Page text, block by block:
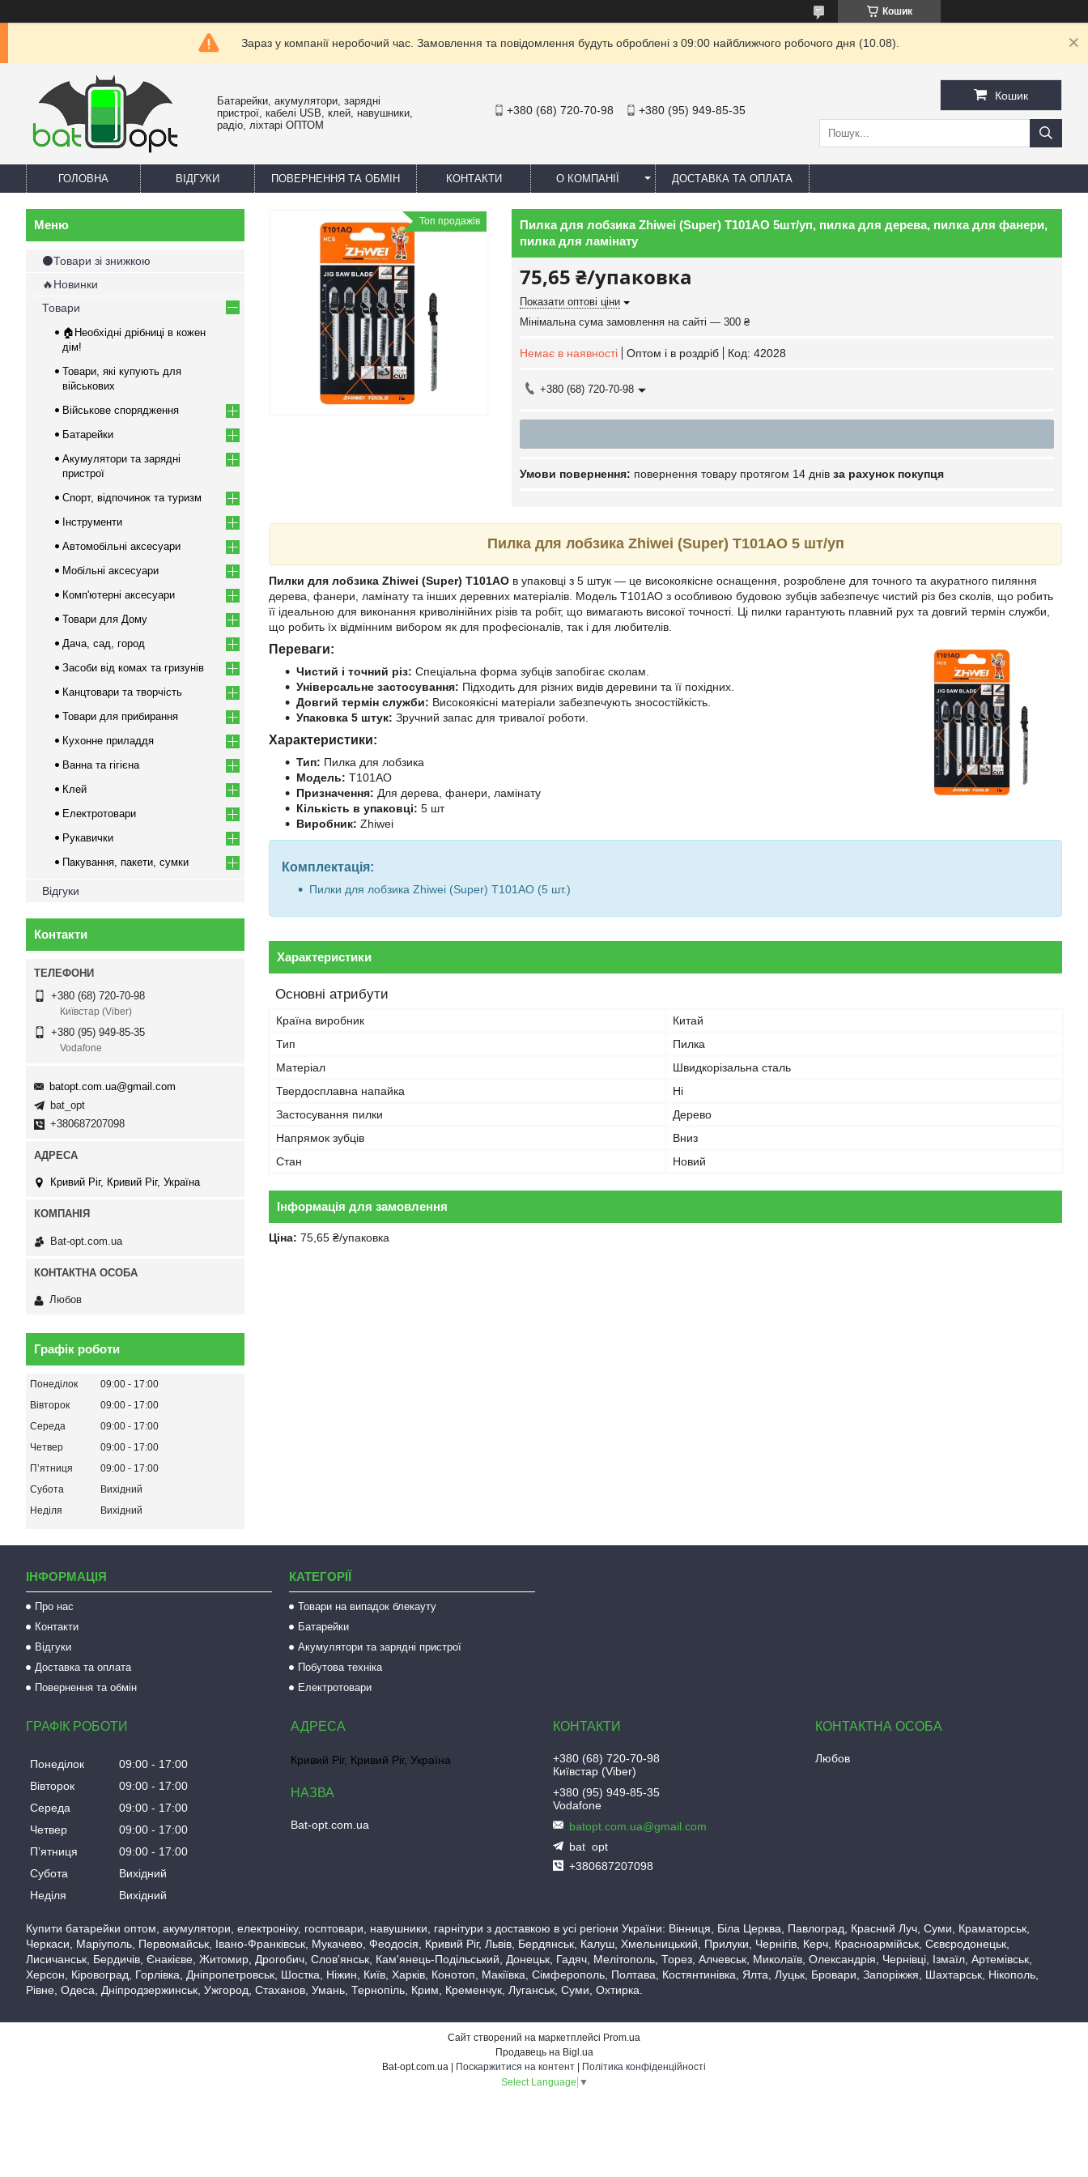
Кошик
Зараз у компанії неробочий час. Замовлення та повідомлення будуть оброблені з 09:00 найближчого робочого дня (10.08).
Батарейки, акумулятори, зарядні
пристрої, кабелі USB, клей, навушники,
радіо, ліхтарі ОПТОМ
+380 (68) 720-70-98 +380 (95) 949-85-35
Кошик
ГОЛОВНА ВІДГУКИ ПОВЕРНЕННЯ ТА ОБМІН КОНТАКТИ О КОМПАНІЇ ДОСТАВКА ТА ОПЛАТА
Топ продажів
Пилка для лобзика Zhiwei (Super) T101AO 5шт/уп, пилка для дерева, пилка для фанери,
пилка для ламінату
75,65 ₴/упаковка
Показати оптові ціни
Мінімальна сума замовлення на сайті — 300 ₴
Немає в наявності Оптом і в роздріб Код: 42028
+380 (68) 720-70-98
повернення товару протягом 14 днів за рахунок покупця
Пилка для лобзика Zhiwei (Super) T101AO 5 шт/уп
Пилки для лобзика Zhiwei (Super) T101AO в упаковці з 5 штук — це високоякісне оснащення, розроблене для точного та акуратного пиляння
дерева, фанери, ламінату та інших деревних матеріалів. Модель T101AO з особливою будовою зубців забезпечує чистий різ без сколів, що робить
її ідеальною для виконання криволінійних різів та робіт, що вимагають високої точності. Ці пилки гарантують плавний рух та довгий термін служби,
що робить їх відмінним вибором як для професіоналів, так і для любителів.
Переваги:
Чистий і точний різ: Спеціальна форма зубців запобігає сколам.
Універсальне застосування: Підходить для різних видів деревини та її похідних.
Довгий термін служби: Високоякісні матеріали забезпечують зносостійкість.
Упаковка 5 штук: Зручний запас для тривалої роботи.
Характеристики:
Тип: Пилка для лобзика
Модель: T101AO
Призначення: Для дерева, фанери, ламінату
Кількість в упаковці: 5 шт
Виробник: Zhiwei
Комплектація:
Пилки для лобзика Zhiwei (Super) T101AO (5 шт.)
Характеристики
Основні атрибути
Країна виробник
Китай
Тип
Пилка
Матеріал
Швидкорізальна сталь
Твердосплавна напайка
Ні
Застосування пилки
Дерево
Напрямок зубців
Вниз
Стан
Новий
Інформація для замовлення
Ціна: 75,65 ₴/упаковка
⚫Товари зі знижкою
🔥Новинки
Товари
🏠Необхідні дрібниці в кожен
дім!
Товари, які купують для
військових
Військове спорядження
Батарейки
Акумулятори та зарядні
пристрої
Спорт, відпочинок та туризм
Інструменти
Автомобільні аксесуари
Мобільні аксесуари
Комп'ютерні аксесуари
Товари для Дому
Дача, сад, город
Засоби від комах та гризунів
Канцтовари та творчість
Товари для прибирання
Кухонне приладдя
Ванна та гігієна
Клей
Електротовари
Рукавички
Пакування, пакети, сумки
Відгуки
Контакти
+380 (68) 720-70-98
Київстар (Viber)
+380 (95) 949-85-35
Vodafone
batopt.com.ua@gmail.com
bat_opt
+380687207098
Кривий Ріг, Кривий Ріг, Україна
Bat-opt.com.ua
Любов
Графік роботи
Понеділок 09:00
17:00
Вівторок
09:00
17:00
Середа
09:00
17:00
Четвер
09:00
17:00
Пʼятниця
09:00
17:00
Субота
Вихідний
Неділя
Вихідний
ІНФОРМАЦІЯ
Про нас
Контакти
Відгуки
Доставка та оплата
Повернення та обмін
КАТЕГОРІЇ
Товари на випадок блекауту
Батарейки
Акумулятори та зарядні пристрої
Побутова техніка
Електротовари
ГРАФІК РОБОТИ
Понеділок 09:00
17:00
Вівторок
09:00
17:00
Середа
09:00
17:00
Четвер
09:00
17:00
Пʼятниця
09:00
17:00
Субота
Вихідний
Неділя
Вихідний
Кривий Ріг, Кривий Ріг, Україна
Bat-opt.com.ua
+380 (68) 720-70-98
Київстар (Viber)
+380 (95) 949-85-35
Vodafone
batopt.com.ua@gmail.com
bat_opt
+380687207098
Любов
Купити батарейки оптом, акумулятори, електроніку, госптовари, навушники, гарнітури з доставкою в усі регіони України: Вінниця, Біла Церква, Павлоград, Красний Луч, Суми, Краматорськ,
Черкаси, Маріуполь, Первомайськ, Івано-Франківськ, Мукачево, Феодосія, Кривий Ріг, Львів, Бердянськ, Калуш, Хмельницький, Прилуки, Чернігів, Керч, Красноармійськ, Сєвєродонецьк,
Лисичанськ, Бердичів, Єнакієве, Житомир, Дрогобич, Слов'янськ, Кам'янець-Подільський, Донецьк, Гадяч, Мелітополь, Торез, Алчевськ, Миколаїв, Олександрія, Чернівці, Ізмаїл, Артемівськ,
Херсон, Кіровоград, Горлівка, Дніпропетровськ, Шостка, Ніжин, Київ, Харків, Конотоп, Макіївка, Сімферополь, Полтава, Костянтинівка, Ялта, Луцьк, Бровари, Запоріжжя, Шахтарськ, Нікополь,
Рівне, Одеса, Дніпродзержинськ, Ужгород, Стаханов, Умань, Тернопіль, Крим, Кременчук, Луганськ, Суми, Охтирка.
Сайт створений на маркетплейсі Prom.ua
Продавець на Bigl.ua
Поскаржитися на контент
Політика конфіденційності
Select Language ▼